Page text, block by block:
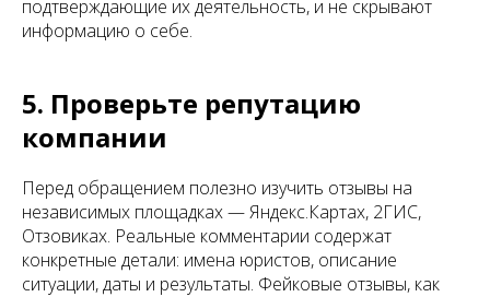
подтверждающие их деятельность, и не скрывают
информацию о себе.
5. Проверьте репутацию
компании
Перед обращением полезно изучить отзывы на
независимых площадках — Яндекс.Картах, 2ГИС,
Отзовиках. Реальные комментарии содержат
конкретные детали: имена юристов, описание
ситуации, даты и результаты. Фейковые отзывы, как